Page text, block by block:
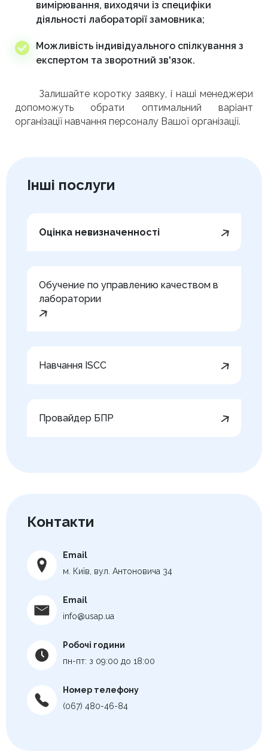
вимірювання, виходячи із специфіки
діяльності лабораторії замовника;
Можливість індивідуального спілкування з
експертом та зворотний зв'язок.
Залишайте коротку заявку, і наші менеджери
допоможуть обрати оптимальний варіант
організації навчання персоналу Вашої організації.
Інші послуги
Оцінка невизначенності
Обучение по управлению качеством в
лаборатории
Навчання ISCC
Провайдер БПР
Контакти
Email
м. Київ, вул. Антоновича 34
Email
info@usap.ua
Робочі години
пн-пт: з 09:00 до 18:00
Номер телефону
(067) 480-46-84